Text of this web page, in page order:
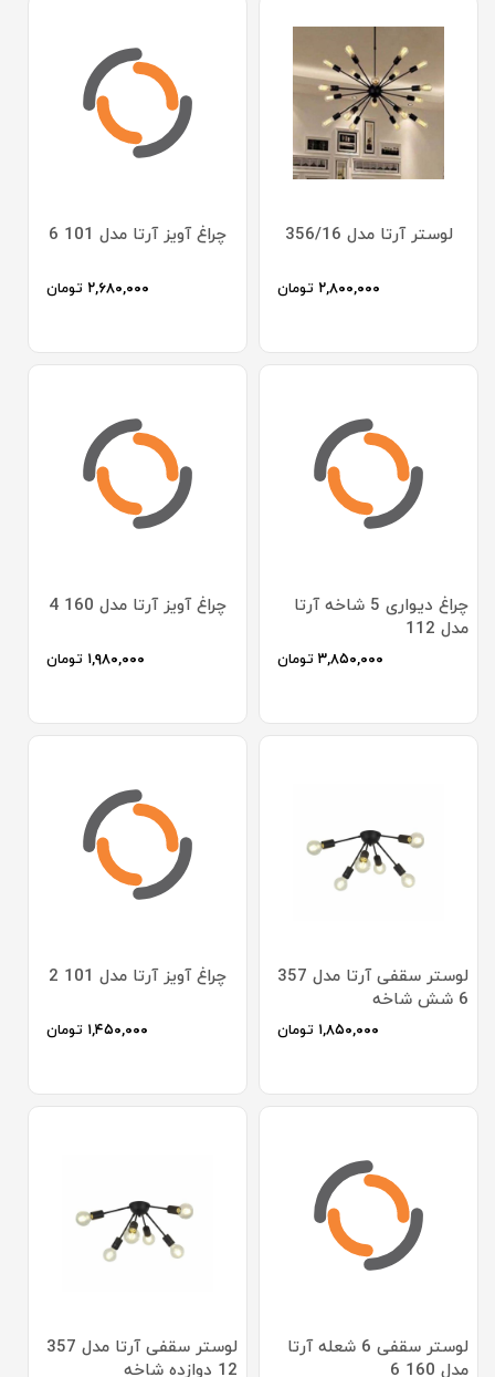
لوستر آرتا مدل 356/16
۲,۸۰۰,۰۰۰ تومان
چراغ آویز آرتا مدل 101 6
۲,۶۸۰,۰۰۰ تومان
چراغ دیواری 5 شاخه آرتا
مدل 112
۳,۸۵۰,۰۰۰ تومان
چراغ آویز آرتا مدل 160 4
۱,۹۸۰,۰۰۰ تومان
لوستر سقفی آرتا مدل 357
6 شش شاخه
۱,۸۵۰,۰۰۰ تومان
چراغ آویز آرتا مدل 101 2
۱,۴۵۰,۰۰۰ تومان
لوستر سقفی 6 شعله آرتا
مدل 160 6
لوستر سقفی آرتا مدل 357
12 دوازده شاخه